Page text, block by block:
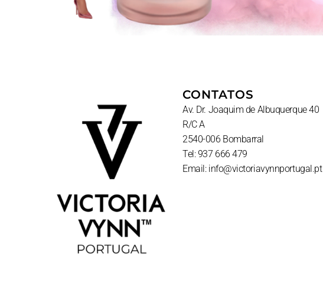
CONTATOS
Av. Dr. Joaquim de Albuquerque 40
R/C A
2540-006 Bombarral
Tel: 937 666 479
Email: info@victoriavynnportugal.pt